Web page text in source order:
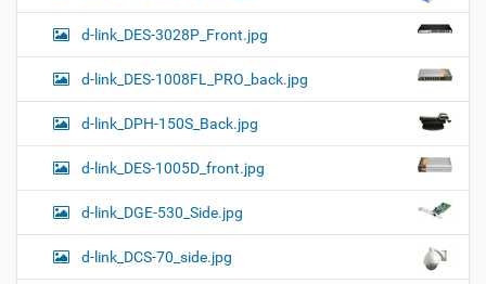
d-link_DES-3028P_Front.jpg
d-link_DES-1008FL_PRO_back.jpg
d-link_DPH-150S_Back.jpg
d-link_DES-1005D_front.jpg
d-link_DGE-530_Side.jpg
d-link_DCS-70_side.jpg